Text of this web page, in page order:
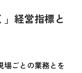
経営指標と
場ごとの業務とを